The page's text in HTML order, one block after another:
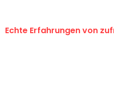
Echte Erfahrungen von